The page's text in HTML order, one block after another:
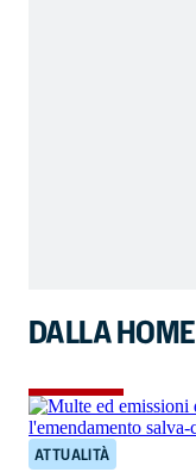
DALLA HOME
ATTUALITÀ